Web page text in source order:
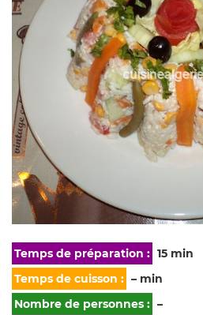
Temps de préparation : 15 min
Temps de cuisson : – min
Nombre de personnes : –